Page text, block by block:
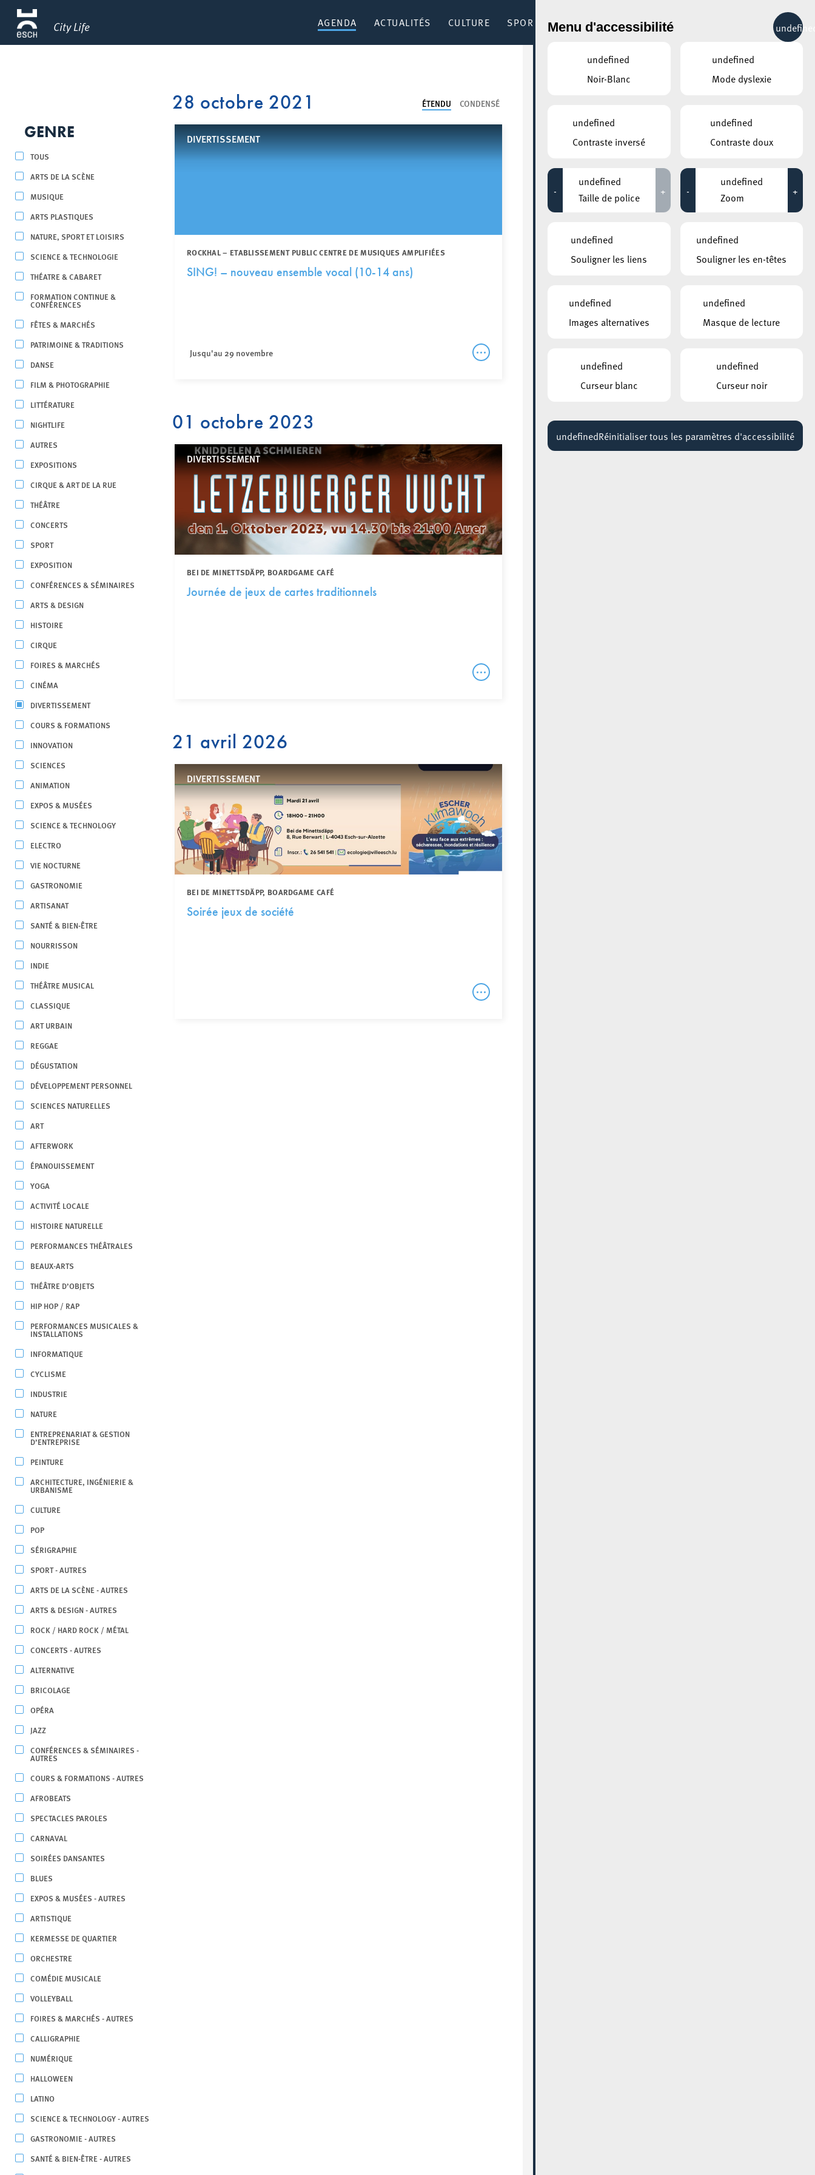
City Life AGENDA ACTUALITÉS CULTURE SPORT & RÉCRÉATION MOBILITÉ
GENRE
TOUS
ARTS DE LA SCÈNE
MUSIQUE
ARTS PLASTIQUES
NATURE, SPORT ET LOISIRS
SCIENCE & TECHNOLOGIE
THÉATRE & CABARET
FORMATION CONTINUE &
CONFÉRENCES
FÊTES & MARCHÉS
PATRIMOINE & TRADITIONS
DANSE
FILM & PHOTOGRAPHIE
LITTÉRATURE
NIGHTLIFE
AUTRES
EXPOSITIONS
CIRQUE & ART DE LA RUE
THÉÂTRE
CONCERTS
SPORT
EXPOSITION
CONFÉRENCES & SÉMINAIRES
ARTS & DESIGN
HISTOIRE
CIRQUE
FOIRES & MARCHÉS
CINÉMA
DIVERTISSEMENT
COURS & FORMATIONS
INNOVATION
SCIENCES
ANIMATION
EXPOS & MUSÉES
SCIENCE & TECHNOLOGY
ELECTRO
VIE NOCTURNE
GASTRONOMIE
ARTISANAT
SANTÉ & BIEN-ÊTRE
NOURRISSON
INDIE
THÉÂTRE MUSICAL
CLASSIQUE
ART URBAIN
REGGAE
DÉGUSTATION
DÉVELOPPEMENT PERSONNEL
SCIENCES NATURELLES
ART
AFTERWORK
ÉPANOUISSEMENT
YOGA
ACTIVITÉ LOCALE
HISTOIRE NATURELLE
PERFORMANCES THÉÂTRALES
BEAUX-ARTS
THÉÂTRE D’OBJETS
HIP HOP / RAP
PERFORMANCES MUSICALES &
INSTALLATIONS
INFORMATIQUE
CYCLISME
INDUSTRIE
NATURE
ENTREPRENARIAT & GESTION
D’ENTREPRISE
PEINTURE
ARCHITECTURE, INGÉNIERIE &
URBANISME
CULTURE
POP
SÉRIGRAPHIE
SPORT - AUTRES
ARTS DE LA SCÈNE - AUTRES
ARTS & DESIGN - AUTRES
ROCK / HARD ROCK / MÉTAL
CONCERTS - AUTRES
ALTERNATIVE
BRICOLAGE
OPÉRA
JAZZ
CONFÉRENCES & SÉMINAIRES -
AUTRES
COURS & FORMATIONS - AUTRES
AFROBEATS
SPECTACLES PAROLES
CARNAVAL
SOIRÉES DANSANTES
BLUES
EXPOS & MUSÉES - AUTRES
ARTISTIQUE
KERMESSE DE QUARTIER
ORCHESTRE
COMÉDIE MUSICALE
VOLLEYBALL
FOIRES & MARCHÉS - AUTRES
CALLIGRAPHIE
NUMÉRIQUE
HALLOWEEN
LATINO
SCIENCE & TECHNOLOGY - AUTRES
GASTRONOMIE - AUTRES
SANTÉ & BIEN-ÊTRE - AUTRES
ÉTENDU CONDENSÉ
28 octobre 2021
DIVERTISSEMENT
ROCKHAL – ETABLISSEMENT PUBLIC CENTRE DE MUSIQUES AMPLIFIÉES
SING! – nouveau ensemble vocal (10-14 ans)
Jusqu'au 29 novembre
01 octobre 2023
DIVERTISSEMENT
BEI DE MINETTSDÄPP, BOARDGAME CAFÉ
Journée de jeux de cartes traditionnels
21 avril 2026
DIVERTISSEMENT
BEI DE MINETTSDÄPP, BOARDGAME CAFÉ
Soirée jeux de société
ÉVÉNEMENTS CONTINUS
11 AOÛT 2020
Yoga in the city
Jusqu'au 23 août
Exposition : Sollbruchstelle de Max
Mertens
Jusqu'au 05 septembre
MBSR – Conference Mindfulness
Jusqu'au 05 octobre
22°C
Menu d'accessibilité
undefined
Noir-Blanc
undefined
Mode dyslexie
undefined
Contraste inversé
undefined
Contraste doux
-
undefined
Taille de police
+ -
undefined
Zoom
+
undefined
Souligner les liens
undefined
Souligner les en-têtes
undefined
Images alternatives
undefined
Masque de lecture
undefined
Curseur blanc
undefined
Curseur noir
undefinedRéinitialiser tous les paramètres d'accessibilité